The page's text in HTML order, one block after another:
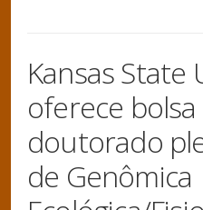
Kansas State
oferece bolsa
doutorado
de Genômica